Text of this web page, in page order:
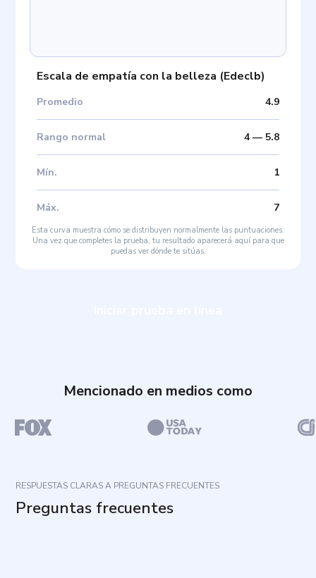
Escala de empatía con la belleza (Edeclb)
Promedio 4.9
Rango normal 4— 5.8
Mín. 1
Máx. 7
Esta curva muestra cómo se distribuyen normalmente las puntuaciones.
Una vez que completes la prueba, tu resultado aparecerá aquí para que
puedas ver dónde te sitúas.
Mencionado en medios como
RESPUESTAS CLARAS A PREGUNTAS FRECUENTES
Preguntas frecuentes